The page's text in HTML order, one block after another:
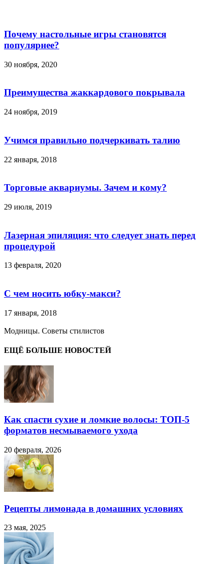
Почему настольные игры становятся
популярнее?
30 ноября, 2020
Преимущества жаккардового покрывала
24 ноября, 2019
Учимся правильно подчеркивать талию
22 января, 2018
Торговые аквариумы. Зачем и кому?
29 июля, 2019
Лазерная эпиляция: что следует знать перед
процедурой
13 февраля, 2020
С чем носить юбку-макси?
17 января, 2018
Модницы. Советы стилистов
ЕЩЁ БОЛЬШЕ НОВОСТЕЙ
Как спасти сухие и ломкие волосы: ТОП-5
форматов несмываемого ухода
20 февраля, 2026
Рецепты лимонада в домашних условиях
23 мая, 2025